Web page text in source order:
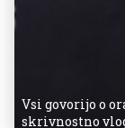
Vsi govorijo o
skrivnostno